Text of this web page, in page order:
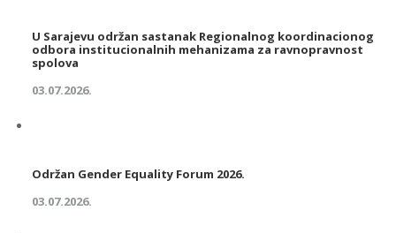
U Sarajevu održan sastanak Regionalnog koordinacionog
odbora institucionalnih mehanizama za ravnopravnost
spolova
03.07.2026.
Održan Gender Equality Forum 2026.
03.07.2026.